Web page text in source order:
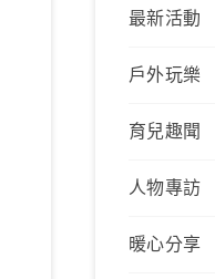
最新活動
戶外玩樂
育兒趣聞
人物專訪
暖心分享